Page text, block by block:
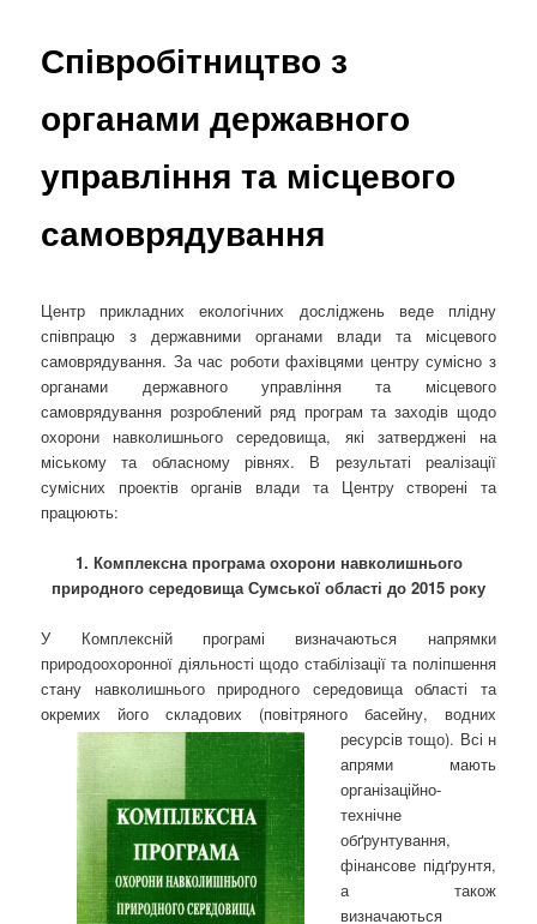
Співробітництво з
органами державного
управління та місцевого
самоврядування
Центр прикладних екологічних досліджень веде плідну
співпрацю з державними органами влади та місцевого
самоврядування. За час роботи фахівцями центру сумісно з
органами державного управління та місцевого
самоврядування розроблений ряд програм та заходів щодо
охорони навколишнього середовища, які затверджені на
міському та обласному рівнях. В результаті реалізації
сумісних проектів органів влади та Центру створені та
працюють:
1. Комплексна програма охорони навколишнього
природного середовища Сумської області до 2015 року
У Комплексній програмі визначаються напрямки
природоохоронної діяльності щодо стабілізації та поліпшення
стану навколишнього природного середовища області та
окремих його складових (повітряного басейну, водних
ресурсів тощо). Всі н
апрями мають
організаційно-
технічне
обґрунтування,
фінансове підґрунтя,
а також
визначаються